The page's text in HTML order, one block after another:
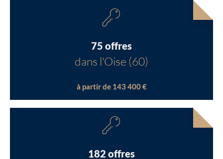
75 offres
dans l'Oise (60)
à partir de 143 400 €
182 offres